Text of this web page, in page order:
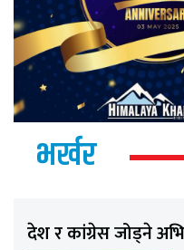
भर्खर
देश र कांग्रेस जोड्ने